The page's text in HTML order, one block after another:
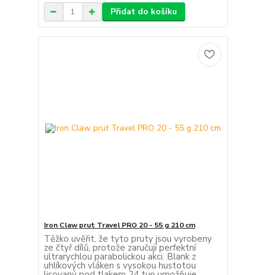
Přidat do košíku
Iron Claw prut Travel PRO 20 - 55 g 210 cm
Těžko uvěřit, že tyto pruty jsou vyrobeny
ze čtyř dílů, protože zaručují perfektní
ultrarychlou parabolickou akci. Blank z
uhlíkových vláken s vysokou hustotou